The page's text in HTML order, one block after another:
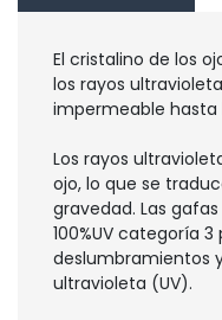
El cristalino de los
los rayos
impermeable hasta
Los rayos
ojo, lo que se
gravedad. Las
100%UV categoría
deslumbramientos
ultravioleta (UV).